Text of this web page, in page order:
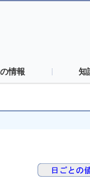
情報 知